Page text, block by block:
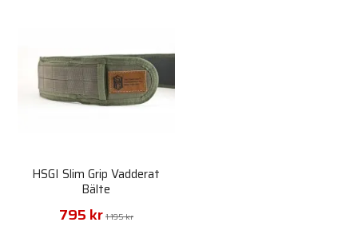
HSGI Slim Grip Vadderat
Bälte
795 kr 1 195 kr